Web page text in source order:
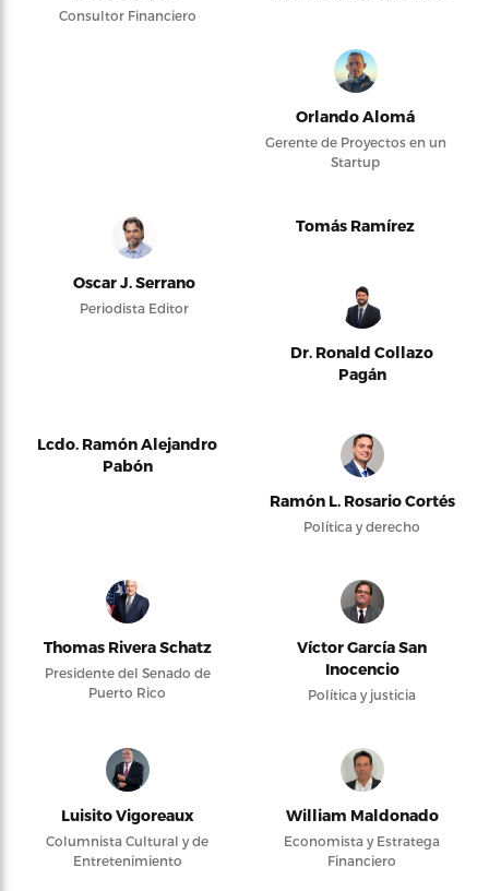
Consultor Financiero
Orlando Alomá
Gerente de Proyectos en un
Startup
Oscar J. Serrano
Periodista Editor
Tomás Ramírez
Dr. Ronald Collazo
Pagán
Lcdo. Ramón Alejandro
Pabón
Ramón L. Rosario Cortés
Política y derecho
Thomas Rivera Schatz
Presidente del Senado de
Puerto Rico
Víctor García San
Inocencio
Política y justicia
Luisito Vigoreaux
Columnista Cultural y de
Entretenimiento
William Maldonado
Economista y Estratega
Financiero